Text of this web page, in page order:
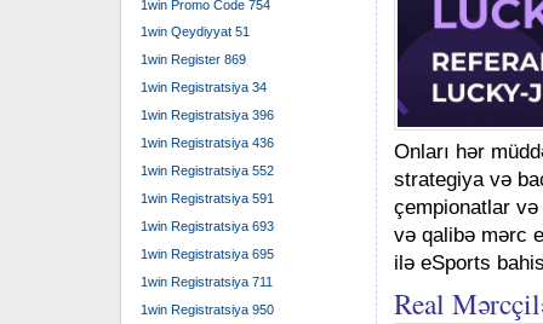
Onları hər
strategiya və
çempionatlar və
və qalibə mərc
ilə eSports
Real
1win Promo Code 754
1win Qeydiyyat 51
1win Register 869
1win Registratsiya 34
1win Registratsiya 396
1win Registratsiya 436
1win Registratsiya 552
1win Registratsiya 591
1win Registratsiya 693
1win Registratsiya 695
1win Registratsiya 711
1win Registratsiya 950